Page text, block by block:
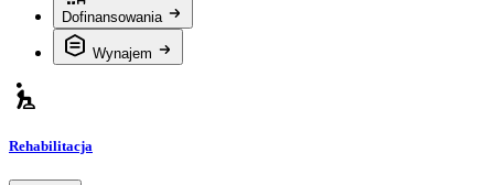
Dofinansowania
Wynajem
Rehabilitacja